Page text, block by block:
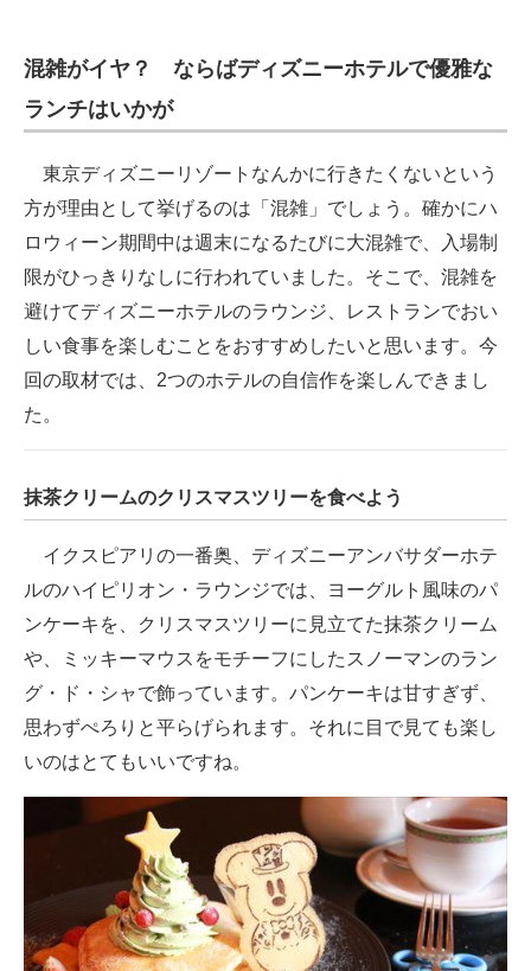
混雑がイヤ？ ならばディズニーホテルで優雅な
ランチはいかが
東京ディズニーリゾートなんかに行きたくないという
方が理由として挙げるのは「混雑」でしょう。確かにハ
ロウィーン期間中は週末になるたびに大混雑で、入場制
限がひっきりなしに行われていました。そこで、混雑を
避けてディズニーホテルのラウンジ、レストランでおい
しい食事を楽しむことをおすすめしたいと思います。今
回の取材では、2つのホテルの自信作を楽しんできまし
た。
抹茶クリームのクリスマスツリーを食べよう
イクスピアリの一番奥、ディズニーアンバサダーホテ
ルのハイピリオン・ラウンジでは、ヨーグルト風味のパ
ンケーキを、クリスマスツリーに見立てた抹茶クリーム
や、ミッキーマウスをモチーフにしたスノーマンのラン
グ・ド・シャで飾っています。パンケーキは甘すぎず、
思わずぺろりと平らげられます。それに目で見ても楽し
いのはとてもいいですね。